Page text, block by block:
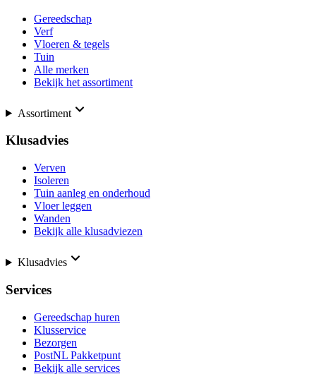
Gereedschap
Verf
Vloeren & tegels
Tuin
Alle merken
Bekijk het assortiment
Assortiment
Klusadvies
Verven
Isoleren
Tuin aanleg en onderhoud
Vloer leggen
Wanden
Bekijk alle klusadviezen
Klusadvies
Services
Gereedschap huren
Klusservice
Bezorgen
PostNL Pakketpunt
Bekijk alle services